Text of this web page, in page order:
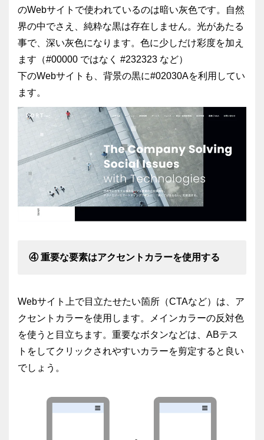
のWebサイトで使われているのは暗い灰色です。自然
界の中でさえ、純粋な黒は存在しません。光があたる
事で、深い灰色になります。色に少しだけ彩度を加え
ます（#00000 ではなく #232323 など）
下のWebサイトも、背景の黒に#02030Aを利用してい
ます。
④ 重要な要素はアクセントカラーを使用する
Webサイト上で目立たせたい箇所（CTAなど）は、ア
クセントカラーを使用します。メインカラーの反対色
を使うと目立ちます。重要なボタンなどは、ABテス
トをしてクリックされやすいカラーを剪定すると良い
でしょう。